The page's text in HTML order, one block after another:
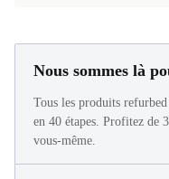
Nous sommes là
Tous les produits
en 40 étapes. Profitez de
vous-même.